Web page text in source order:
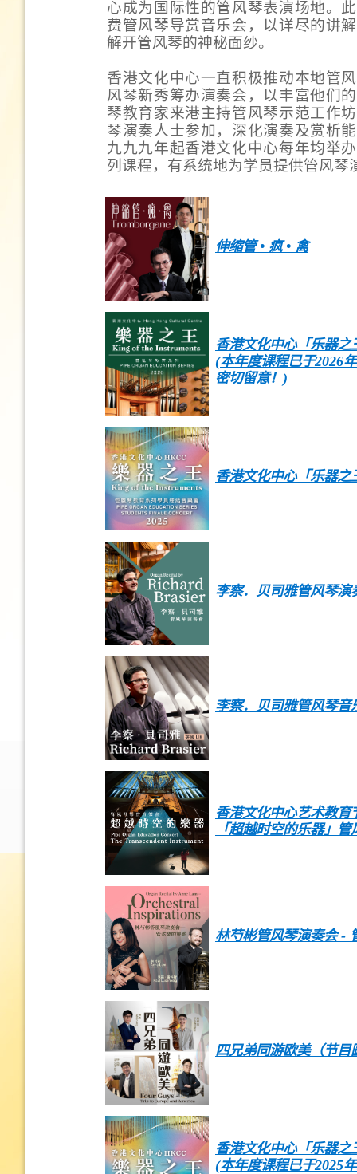
心成为国际性的管风琴表演场地。
费管风琴导赏音乐会，以详尽的讲
解开管风琴的神秘面纱。
香港文化中心一直积极推动本地管
风琴新秀筹办演奏会，以丰富他们
琴教育家来港主持管风琴示范工作
琴演奏人士参加，深化演奏及赏析
九九九年起香港文化中心每年均举
列课程，有系统地为学员提供管风琴
伸缩管 • 疯 • 禽
香港文化中心「乐器之
(本年度课程已于2026
密切留意！)
香港文化中心「乐器
李察．贝司雅管风琴演
李察．贝司雅管风琴音
香港文化中心艺术教育
「超越时空的乐器」
林芍彬管风琴演奏会 -
四兄弟同游欧美（节目
香港文化中心「乐器之
(本年度课程已于2025